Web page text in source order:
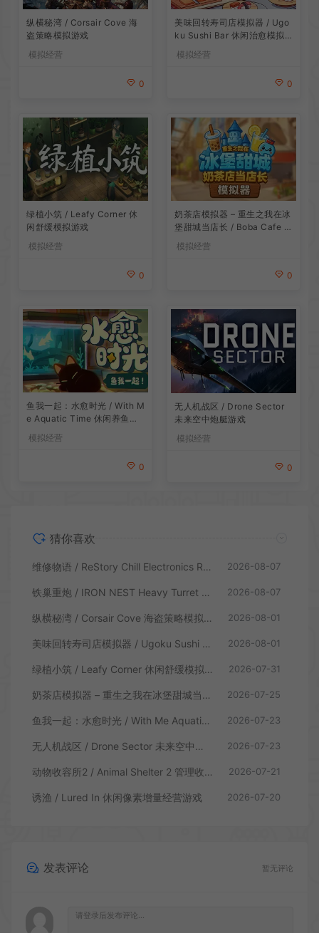
纵横秘湾 / Corsair Cove 海
盗策略模拟游戏
模拟经营
0
美味回转寿司店模拟器 / Ugo
ku Sushi Bar 休闲治愈模拟
模拟经营
0
绿植小筑 / Leafy Corner 休
闲舒缓模拟游戏
模拟经营
0
奶茶店模拟器 – 重生之我在冰
堡甜城当店长 / Boba Cafe Si
mulator 模拟经营游戏
模拟经营
0
鱼我一起：水愈时光 / With M
e Aquatic Time 休闲养鱼游
戏
模拟经营
0
无人机战区 / Drone Sector
未来空中炮艇游戏
模拟经营
0
猜你喜欢
维修物语 / ReStory Chill Electronics Repairs 拆解修理模拟游戏 2026-08-07
铁巢重炮 / IRON NEST Heavy Turret 柴油朋克重型火炮游戏 2026-08-07
纵横秘湾 / Corsair Cove 海盗策略模拟游戏 2026-08-01
美味回转寿司店模拟器 / Ugoku Sushi Bar 休闲治愈模拟游戏 2026-08-01
绿植小筑 / Leafy Corner 休闲舒缓模拟游戏 2026-07-31
奶茶店模拟器 – 重生之我在冰堡甜城当店长 / Boba Cafe Simulator 模拟经营游戏 2026-07-25
鱼我一起：水愈时光 / With Me Aquatic Time 休闲养鱼游戏 2026-07-23
无人机战区 / Drone Sector 未来空中炮艇游戏 2026-07-23
动物收容所2 / Animal Shelter 2 管理收容模拟游戏 2026-07-21
诱渔 / Lured In 休闲像素增量经营游戏 2026-07-20
发表评论 暂无评论